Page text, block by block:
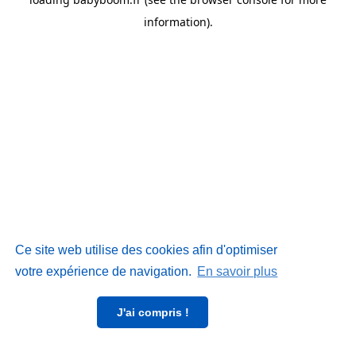
Ce site web utilise des cookies afin d'optimiser
votre expérience de navigation. En savoir plus
J'ai compris !
information).